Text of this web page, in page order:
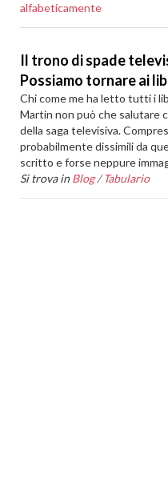
alfabeticamente
Il trono di spade
Possiamo tornare ai
Chi come me ha letto tutti i
Martin non può che salutare
della saga televisiva.
probabilmente dissimili da
scritto e forse neppure
Si trova in Blog /Tabulario